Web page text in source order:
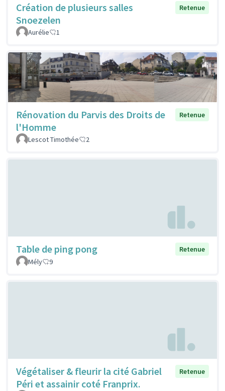
Création de plusieurs salles
Snoezelen
Retenue
Aurélie 1
Rénovation du Parvis des Droits de
l'Homme
Retenue
Lescot Timothée 2
Table de ping pong
Retenue
Mély
9
Végétaliser & fleurir la cité Gabriel
Péri et assainir coté Franprix.
Retenue